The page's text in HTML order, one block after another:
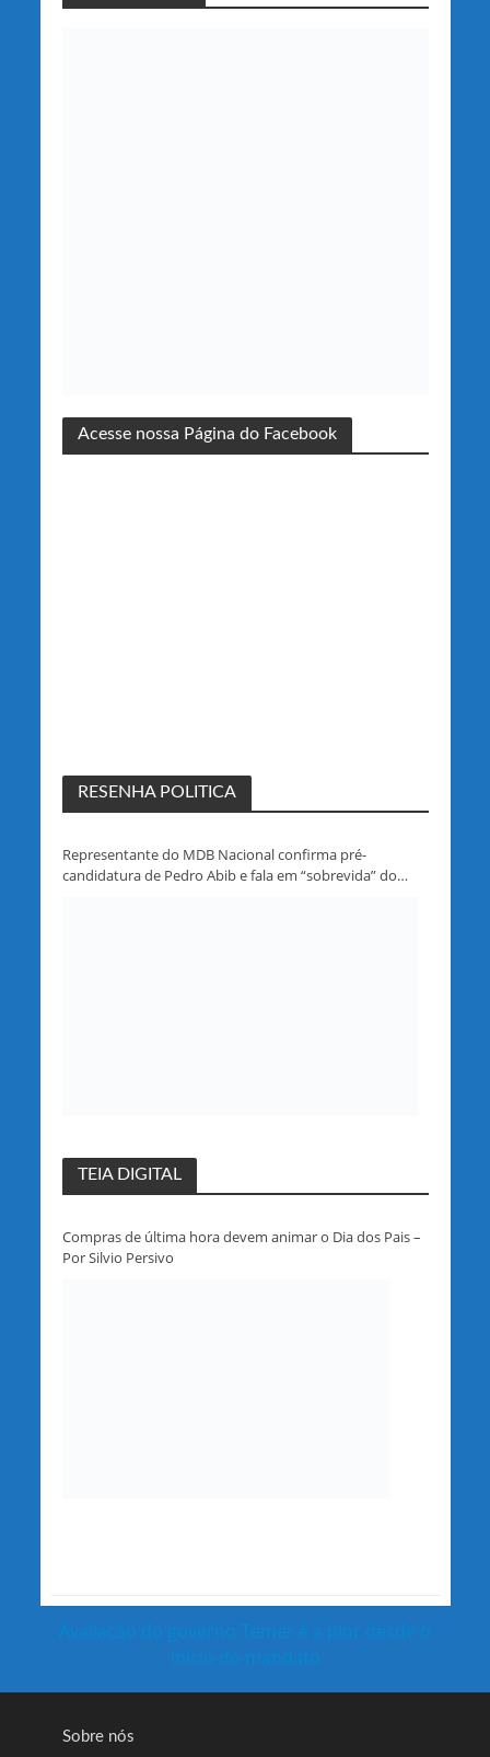
Acesse nossa Página do Facebook
RESENHA POLITICA
Representante do MDB Nacional confirma pré-
candidatura de Pedro Abib e fala em “sobrevida” do
TEIA DIGITAL
Compras de última hora devem animar o Dia dos Pais –
Por Silvio Persivo
Avaliação do governo Temer é a pior desde o
início do mandato
Sobre nós